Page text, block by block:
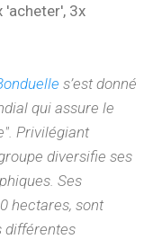
'acheter', 3x
s’est donné
qui assure le
Privilégiant
diversifie ses
Ses
hectares, sont
différentes